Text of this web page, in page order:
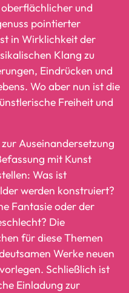
und
pointierter
in Wirklichkeit der
Klang zu
Eindrücken und
Wo aber nun ist die
Freiheit und
zur Auseinandersetzung
mit Kunst
Was ist
werden konstruiert?
Fantasie oder der
Die
für diese Themen
Werke neuen
Schließlich ist
Einladung zur